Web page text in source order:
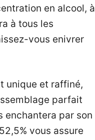
en alcool, à
à tous les
vous enivrer
unique et raffiné,
parfait
enchantera par son
vous assure